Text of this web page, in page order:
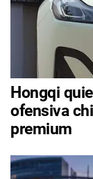
Hongqi
ofensiva
premium